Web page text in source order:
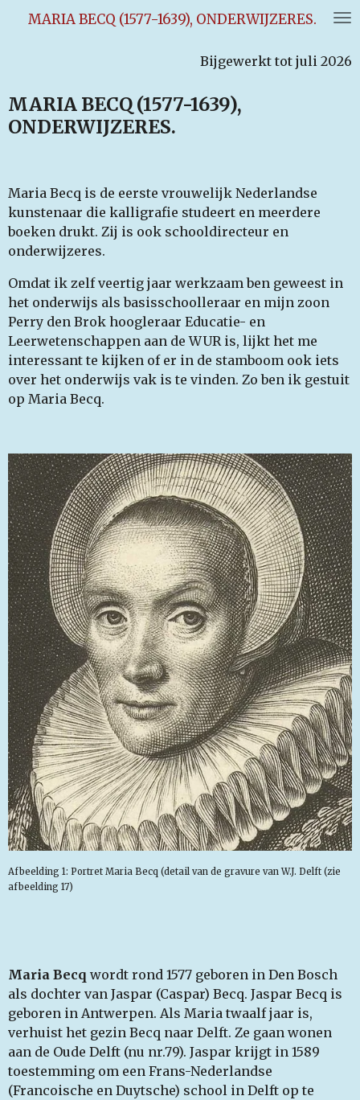
MARIA BECQ (1577-1639), ONDERWIJZERES.
Bijgewerkt tot juli 2026
MARIA BECQ (1577-1639),
ONDERWIJZERES.
Maria Becq is de eerste vrouwelijk Nederlandse
kunstenaar die kalligrafie studeert en meerdere
boeken drukt. Zij is ook schooldirecteur en
onderwijzeres.
Omdat ik zelf veertig jaar werkzaam ben geweest in
het onderwijs als basisschoolleraar en mijn zoon
Perry den Brok hoogleraar Educatie- en
Leerwetenschappen aan de WUR is, lijkt het me
interessant te kijken of er in de stamboom ook iets
over het onderwijs vak is te vinden. Zo ben ik gestuit
op Maria Becq.
Afbeelding 1: Portret Maria Becq (detail van de gravure van W.J. Delft (zie
afbeelding 17)
Maria Becq wordt rond 1577 geboren in Den Bosch
als dochter van Jaspar (Caspar) Becq. Jaspar Becq is
geboren in Antwerpen. Als Maria twaalf jaar is,
verhuist het gezin Becq naar Delft. Ze gaan wonen
aan de Oude Delft (nu nr.79). Jaspar krijgt in 1589
toestemming om een Frans-Nederlandse
(Francoische en Duytsche) school in Delft op te